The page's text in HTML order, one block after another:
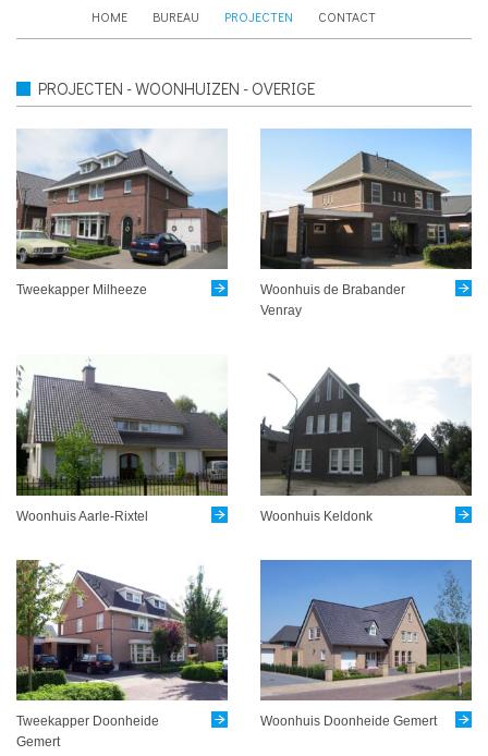
HOME BUREAU PROJECTEN CONTACT
PROJECTEN - WOONHUIZEN - OVERIGE
Tweekapper Milheeze
Woonhuis de Brabander
Venray
Woonhuis Aarle-Rixtel Woonhuis Keldonk
Tweekapper Doonheide
Gemert
Woonhuis Doonheide Gemert